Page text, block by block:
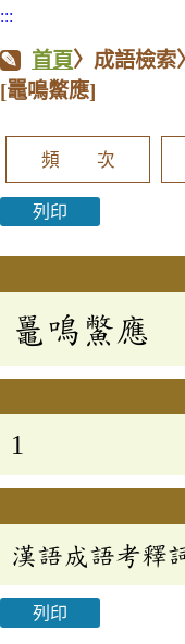
:::
首頁〉成語檢索
[鼉鳴鱉應]
頻 次
列印
鼉鳴鱉應
1
漢語成語考釋
列印